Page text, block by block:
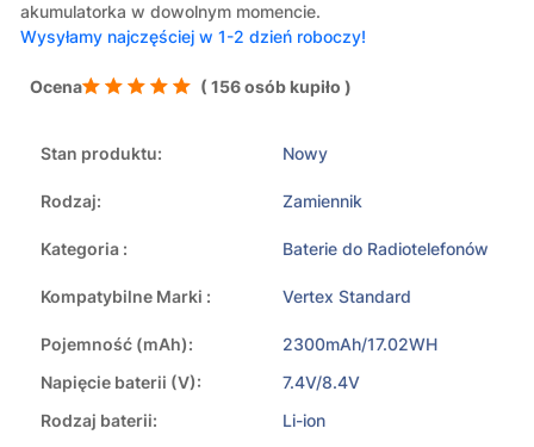
akumulatorka w dowolnym momencie.
Wysyłamy najczęściej w 1-2 dzień roboczy!
Ocena ( 156 osób kupiło )
Stan produktu: Nowy
Rodzaj: Zamiennik
Kategoria : Baterie do Radiotelefonów
Kompatybilne Marki : Vertex Standard
Pojemność (mAh):
2300mAh/17.02WH
Napięcie baterii (V):
7.4V/8.4V
Rodzaj baterii:
Li-ion